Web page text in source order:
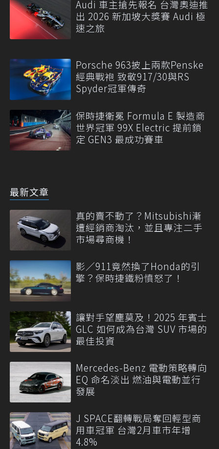
Audi 車主搶先報名 台灣奧迪推
出 2026 新加坡大獎賽 Audi 極
速之旅
Porsche 963披上兩款Penske
經典戰袍 致敬917/30與RS
Spyder冠軍傳奇
保時捷衛冕 Formula E 製造商
世界冠軍 99X Electric 提前鎖
定 GEN3 最成功賽車
最新文章
真的賣不動了？Mitsubishi漸
遭經銷商淘汰，並且專注二手
市場尋商機！
影／911竟然換了Honda的引
擎？保時捷鐵粉憤怒了！
讓對手望塵莫及！2025 年賓士
GLC 如何成為台灣 SUV 市場的
最佳投資
Mercedes-Benz 電動策略轉向
EQ 命名淡出 燃油與電動並行
發展
J SPACE翻轉戰局奪回輕型商
用車冠軍 台灣2月車市年增
4.8%